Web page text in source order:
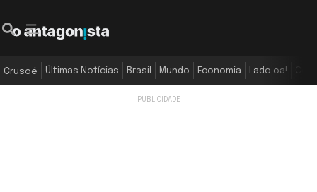
Crusoé Últimas Notícias Brasil Mundo Economia Lado oa!